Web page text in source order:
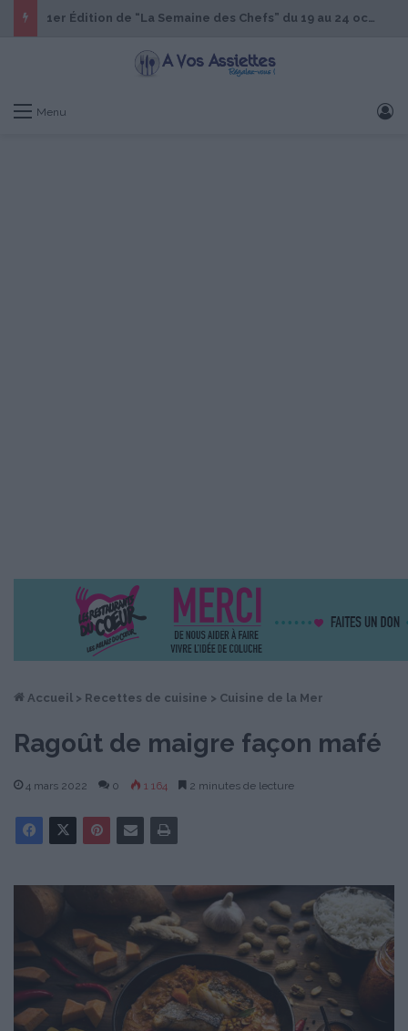
1er Édition de “La Semaine des Chefs” du 19 au 24 octobre 2026
Menu
Accueil > Recettes de cuisine > Cuisine de la Mer
Ragoût de maigre façon mafé
4 mars 2022 0 1 164 2 minutes de lecture